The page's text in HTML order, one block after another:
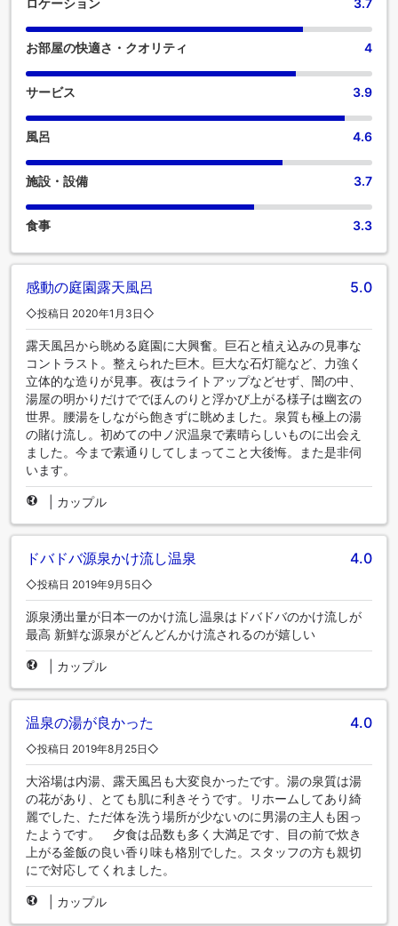
お部屋の快適さ・クオリティ 4
サービス 3.9
風呂 4.6
施設・設備 3.7
食事 3.3
感動の庭園露天風呂 5.0
◇投稿日 2020年1月3日◇
露天風呂から眺める庭園に大興奮。巨石と植え込みの見事な
コントラスト。整えられた巨木。巨大な石灯籠など、力強く
立体的な造りが見事。夜はライトアップなどせず、闇の中、
湯屋の明かりだけででほんのりと浮かび上がる様子は幽玄の
世界。腰湯をしながら飽きずに眺めました。泉質も極上の湯
の賭け流し。初めての中ノ沢温泉で素晴らしいものに出会え
ました。今まで素通りしてしまってこと大後悔。また是非伺
います。
カップル
ドバドバ源泉かけ流し温泉 4.0
◇投稿日 2019年9月5日◇
源泉湧出量が日本一のかけ流し温泉はドバドバのかけ流しが
最高 新鮮な源泉がどんどんかけ流されるのが嬉しい
カップル
温泉の湯が良かった 4.0
◇投稿日 2019年8月25日◇
大浴場は内湯、露天風呂も大変良かったです。湯の泉質は湯
の花があり、とても肌に利きそうです。リホームしてあり綺
麗でした、ただ体を洗う場所が少ないのに男湯の主人も困っ
たようです。 夕食は品数も多く大満足です、目の前で炊き
上がる釜飯の良い香り味も格別でした。スタッフの方も親切
にで対応してくれました。
カップル